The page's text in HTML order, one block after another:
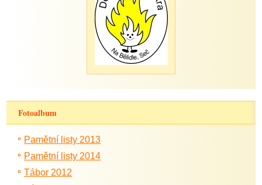
Fotoalbum
Pamětní listy 2013
Pamětní listy 2014
Tábor 2012